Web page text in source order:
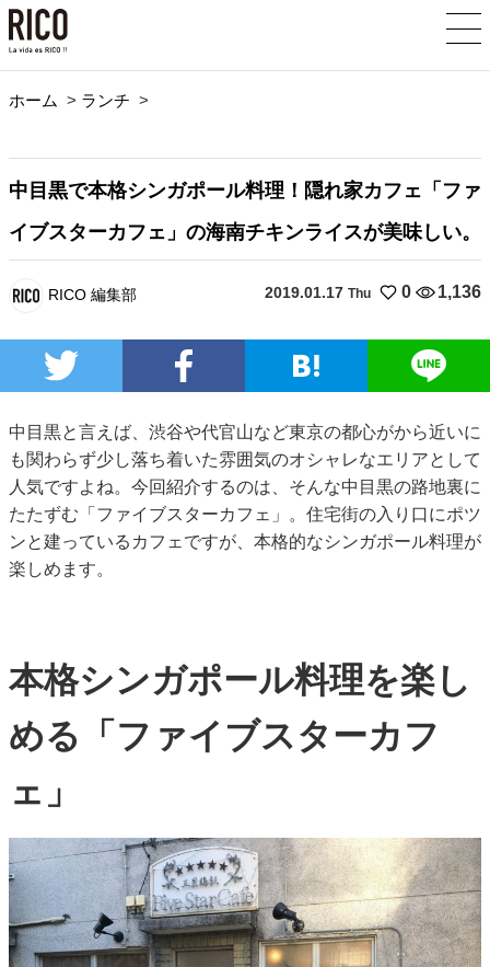
ホーム > ランチ >
中目黒で本格シンガポール料理！隠れ家カフェ「ファ
イブスターカフェ」の海南チキンライスが美味しい。
RICO 編集部 2019.01.17 Thu 0 1,136
中目黒と言えば、渋谷や代官山など東京の都心がから近いに
も関わらず少し落ち着いた雰囲気のオシャレなエリアとして
人気ですよね。今回紹介するのは、そんな中目黒の路地裏に
たたずむ「ファイブスターカフェ」。住宅街の入り口にポツ
ンと建っているカフェですが、本格的なシンガポール料理が
楽しめます。
本格シンガポール料理を楽し
める「ファイブスターカフ
ェ」